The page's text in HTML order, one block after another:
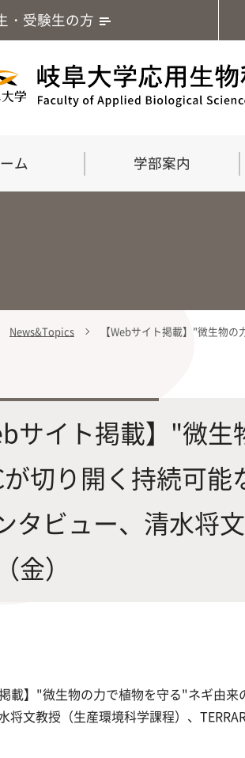
・受験生の方
ム 学部案内
部案内
生命化学科
し、生命化学のチカラで未来
食農
動
課程・コースはこちら
学院
学・国際交流
News&Topics
【Webサイト掲載】"微生物
サイト掲載】"微
が切り開く持続可
タビュー、清水将
金）
掲載】"微生物の力で植物を守る"ネギ由
将文教授（生産環境科学課程）、